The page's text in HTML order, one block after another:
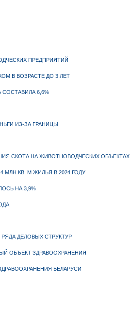
ПРЕДПРИЯТИЙ
В ВОЗРАСТЕ ДО 3 ЛЕТ
6,6%
ИЗ-ЗА ГРАНИЦЫ
СКОТА НА ЖИВОТНОВОДЧЕСКИХ ОБЪЕКТАХ
КВ. М ЖИЛЬЯ В 2024 ГОДУ
НА 3,9%
ДЕЛОВЫХ СТРУКТУР
ОБЪЕКТ ЗДРАВООХРАНЕНИЯ
БЕЛАРУСИ